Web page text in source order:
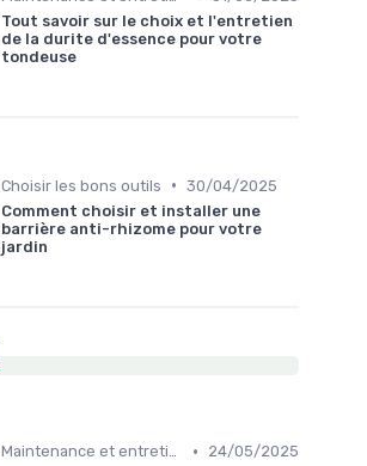
Tout savoir sur le choix et l'entretien
de la durite d'essence pour votre
tondeuse
Choisir les bons outils • 30/04/2025
Comment choisir et installer une
barrière anti-rhizome pour votre
jardin
Maintenance et entretien •
24/05/2025